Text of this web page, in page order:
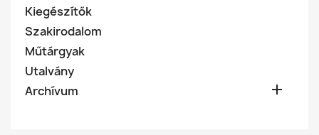
Kiegészítők
Szakirodalom
Műtárgyak
Utalvány
Archívum
